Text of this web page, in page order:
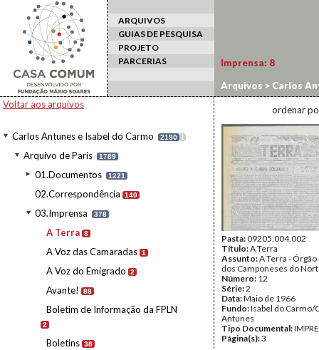
ARQUIVOS
GUIAS DE PESQUISA
PROJETO
PARCERIAS
Voltar aos arquivos
Carlos Antunes e Isabel do Carmo 2180 I
Arquivo de Paris 1789
01.Documentos 1221
02.Correspondência 140
03.Imprensa 378
A Terra 8
A Voz das Camaradas 1
A Voz do Emigrado 2
Avante! 88
Boletim de Informação da FPLN
2
Boletins 38
Imprensa: 8
Arquivos > Carlos
ordenar
Pasta:09205.004.002
Título:A Terra
Assunto:A Terra -
dos Camponeses do
Número: 12
Série:2
Data:Maio de 1966
Fundo:Isabel do Carmo/
Antunes
Tipo Documental:
Página(s):3